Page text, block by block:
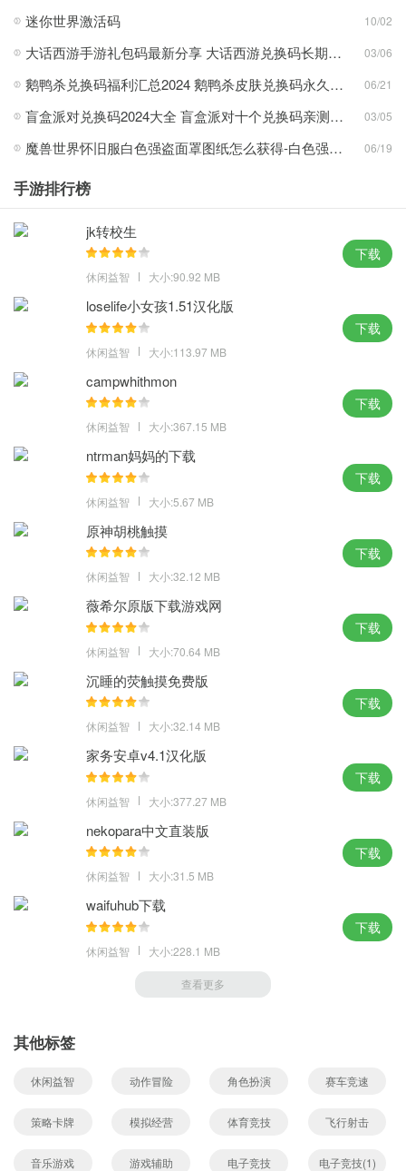
人兴奋。
还会有全新的内容推出，你可以获得完全不同的感觉，在这里你可
以接受不同的挑战。
游戏优势
个级别都有特定的任务要求。
多种模式：提供多种模式选择，如无尽模式、定时器模式等，给玩
家更多的选择和挑战。
简单有趣：操作简单，容易上手，玩家可以快速掌握游戏技巧，轻
松玩转各个关卡。
玩法多样：提供多种不同的关卡设计和挑战元素，让玩家在不同的
场景下体验不同的游戏乐趣。
解锁跑酷动作：通过积累游戏内货币或满足一定条件，解锁更高级
的跑酷动作，让游戏更加刺激。
游戏中玩家需要控制角色不断奔跑并收集哑铃来增加肌肉量，肌肉
质量越大，玩家获得的分数就越高。
迷你世界激活码 10/02
大话西游手游礼包码最新分享 大话西游兑换码长期有效汇总 03/06
鹅鸭杀兑换码福利汇总2024 鹅鸭杀皮肤兑换码永久有效分享 06/21
盲盒派对兑换码2024大全 盲盒派对十个兑换码亲测有效分享 03/05
魔兽世界怀旧服白色强盗面罩图纸怎么获得-白色强盗面罩图纸获得方法 06/19
手游排行榜
jk转校生
休闲益智 大小:90.92 MB
下载
loselife小女孩1.51汉化版
休闲益智 大小:113.97 MB
下载
campwhithmon
休闲益智 大小:367.15 MB
下载
ntrman妈妈的下载
休闲益智 大小:5.67 MB
下载
原神胡桃触摸
休闲益智 大小:32.12 MB
下载
薇希尔原版下载游戏网
休闲益智 大小:70.64 MB
下载
沉睡的荧触摸免费版
休闲益智 大小:32.14 MB
下载
家务安卓v4.1汉化版
休闲益智 大小:377.27 MB
下载
nekopara中文直装版
休闲益智 大小:31.5 MB
下载
waifuhub下载
休闲益智 大小:228.1 MB
下载
查看更多
其他标签
休闲益智 动作冒险 角色扮演 赛车竞速
策略卡牌 模拟经营 体育竞技 飞行射击
音乐游戏 游戏辅助 电子竞技 电子竞技(1)